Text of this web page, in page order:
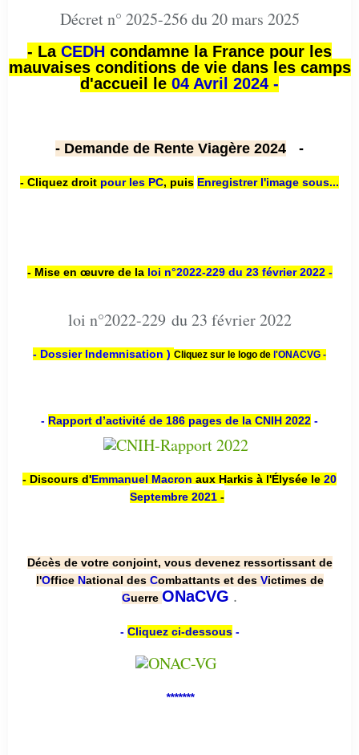
Décret n° 2025-256 du 20 mars 2025
- La CEDH condamne la France pour les
mauvaises conditions de vie dans les camps
d'accueil le 04 Avril 2024 -
- Demande de Rente Viagère 2024 -
- Cliquez droit pour les PC, puis Enregistrer l'image sous...
- Mise en œuvre de la loi n°2022-229 du 23 février 2022 -
loi n°2022-229 du 23 février 2022
- Dossier Indemnisation ) Cliquez sur le logo de l'ONACVG -
- Rapport d’activité de 186 pages de la CNIH 2022 -
- Discours d'Emmanuel Macron aux Harkis à l'Élysée le 20
Septembre 2021 -
Décès de votre conjoint, vous devenez ressortissant de
l'Office National des Combattants et des Victimes de
Guerre ONaCVG .
- Cliquez ci-dessous-
*******